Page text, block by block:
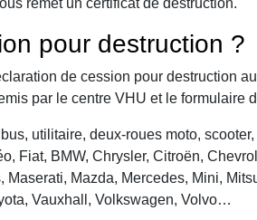
remet un certificat de destruction.
pour destruction ?
de cession pour destruction
par le centre VHU et le formulaire
utilitaire, deux-roues moto,
Fiat, BMW, Chrysler, Citroën,
Mazda, Mercedes, Mini,
Vauxhall, Volkswagen, Volvo…